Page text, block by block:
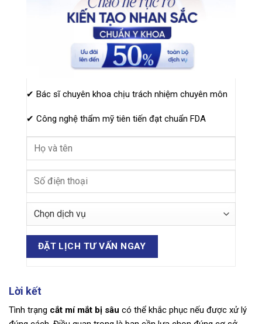
✔ Bác sĩ chuyên khoa chịu trách nhiệm chuyên môn
✔ Công nghệ thẩm mỹ tiên tiến đạt chuẩn FDA
Lời kết
Tình trạng cắt mí mắt bị sâu có thể khắc phục nếu được xử lý